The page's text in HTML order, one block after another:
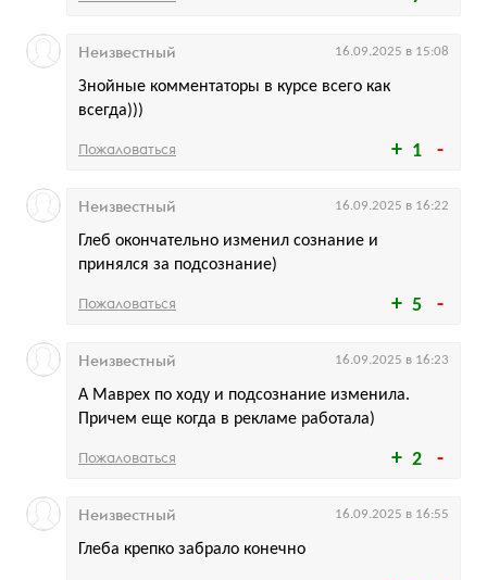
1
Знойные комментаторы в курсе всего как
всегда)))
Неизвестный 16.09.2025 в 15:08
Пожаловаться
5
Глеб окончательно изменил сознание и
принялся за подсознание)
Неизвестный 16.09.2025 в 16:22
Пожаловаться
2
А Маврех по ходу и подсознание изменила.
Причем еще когда в рекламе работала)
Неизвестный 16.09.2025 в 16:23
Пожаловаться
Глеба крепко забрало конечно
Неизвестный 16.09.2025 в 16:55